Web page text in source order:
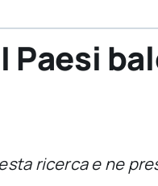
ricerca e ne